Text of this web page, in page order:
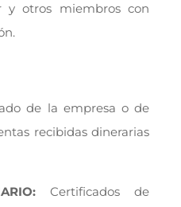
y otros miembros con
de la empresa o de
recibidas dinerarias
Certificados de